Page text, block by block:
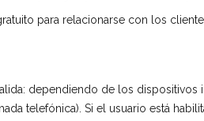
para relacionarse con los
dependiendo de los
telefónica). Si el usuario está